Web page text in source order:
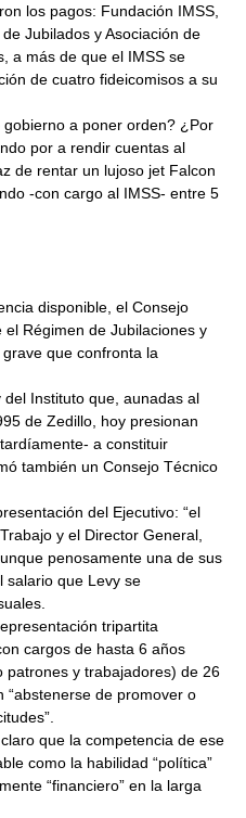
los pagos: Fundación IMSS,
Jubilados y Asociación de
a más de que el IMSS se
de cuatro fideicomisos a su
a poner orden? ¿Por
por a rendir cuentas al
de rentar un lujoso jet Falcon
-con cargo al IMSS- entre 5
disponible, el Consejo
Régimen de Jubilaciones y
que confronta la
del Instituto que, aunadas al
de Zedillo, hoy presionan
a constituir
también un Consejo Técnico
del Ejecutivo: “el
y el Director General,
penosamente una de sus
salario que Levy se
tripartita
cargos de hasta 6 años
patrones y trabajadores) de 26
“abstenerse de promover o
que la competencia de ese
como la habilidad “política”
“financiero” en la larga